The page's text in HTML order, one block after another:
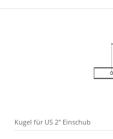
Kugel für US 2" Einschub